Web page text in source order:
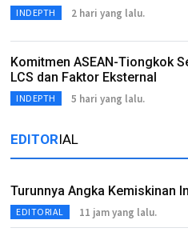
INDEPTH 2 hari yang lalu.
Komitmen ASEAN-Tiongkok
LCS dan Faktor Eksternal
INDEPTH 5 hari yang lalu.
EDITORIAL
Turunnya Angka Kemiskinan
EDITORIAL 11 jam yang lalu.